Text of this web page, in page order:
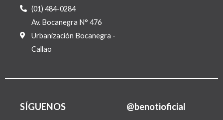
(01) 484-0284
Av. Bocanegra N° 476
Urbanización Bocanegra -
Callao
SÍGUENOS @benotioficial